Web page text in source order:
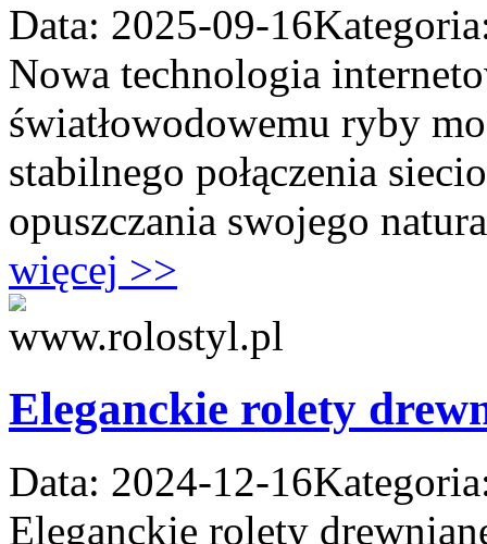
Data: 2025-09-16
Nowa technologia
światłowodowemu ryby
stabilnego połączenia
opuszczania swojego
więcej >>
Eleganckie rolety
Data: 2024-12-16
Eleganckie rolety